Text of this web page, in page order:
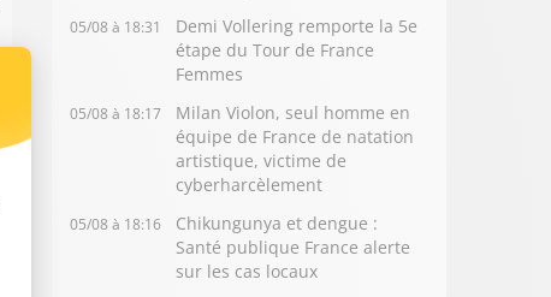
05/08 à 18:31
Demi Vollering remporte la 5e
étape du Tour de France
Femmes
05/08 à 18:17
Milan Violon, seul homme en
équipe de France de natation
artistique, victime de
cyberharcèlement
05/08 à 18:16
Chikungunya et dengue :
Santé publique France alerte
sur les cas locaux